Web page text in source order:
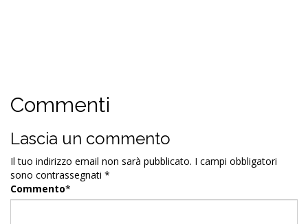
Commenti
Lascia un commento
Il tuo indirizzo email non sarà pubblicato. I campi obbligatori
sono contrassegnati *
Commento*